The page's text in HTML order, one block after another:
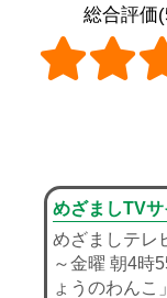
総合評価
めざましTV
めざましテレ
～金曜 朝4時
ょうのわんこ